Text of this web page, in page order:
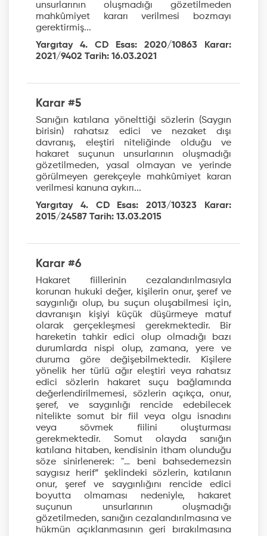
unsurlarının oluşmadığı gözetilmeden
mahkûmiyet kararı verilmesi bozmayı
gerektirmiş...
Yargıtay 4. CD Esas: 2020/10863 Karar:
2021/9402 Tarih: 16.03.2021
Karar #5
Sanığın katılana yönelttiği sözlerin (Saygın
birisin) rahatsız edici ve nezaket dışı
davranış, eleştiri niteliğinde olduğu ve
hakaret suçunun unsurlarının oluşmadığı
gözetilmeden, yasal olmayan ve yerinde
görülmeyen gerekçeyle mahkûmiyet karan
verilmesi kanuna aykırı...
Yargıtay 4. CD Esas: 2013/10323 Karar:
2015/24587 Tarih: 13.03.2015
Karar #6
Hakaret fiillerinin cezalandırılmasıyla
korunan hukuki değer, kişilerin onur, şeref ve
saygınlığı olup, bu suçun oluşabilmesi için,
davranışın kişiyi küçük düşürmeye matuf
olarak gerçekleşmesi gerekmektedir. Bir
hareketin tahkir edici olup olmadığı bazı
durumlarda nispi olup, zamana, yere ve
duruma göre değişebilmektedir. Kişilere
yönelik her türlü ağır eleştiri veya rahatsız
edici sözlerin hakaret suçu bağlamında
değerlendirilmemesi, sözlerin açıkça, onur,
şeref, ve saygınlığı rencide edebilecek
nitelikte somut bir fiil veya olgu isnadını
veya sövmek fiilini oluşturması
gerekmektedir. Somut olayda sanığın
katılana hitaben, kendisinin itham olunduğu
söze sinirlenerek: "… beni bahsedemezsin
saygısız herif” şeklindeki sözlerin, katılanın
onur, şeref ve saygınlığını rencide edici
boyutta olmaması nedeniyle, hakaret
suçunun unsurlarının oluşmadığı
gözetilmeden, sanığın cezalandırılmasına ve
hükmün açıklanmasının geri bırakılmasına